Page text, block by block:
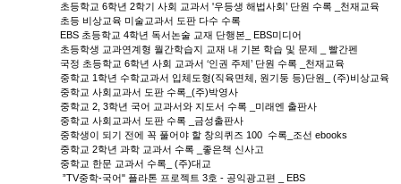
초등학교 6학년 2학기 사회 교과서 '우등생 해법사회’ 단원 수록 _천재교육
초등 비상교육 미술교과서 도판 다수 수록
EBS 초등학교 4학년 독서논술 교재 단행본_ EBS미디어
초등학생 교과연계형 월간학습지 교재 내 기본 학습 및 문제 _ 빨간펜
국정 초등학교 6학년 사회 교과서 ‘인권 주제’ 단원 수록 _천재교육
중학교 1학년 수학교과서 입체도형(직육면체, 원기둥 등)단원_ (주)비상교육
중학교 사회교과서 도판 수록_(주)박영사
중학교 2, 3학년 국어 교과서와 지도서 수록 _미래엔 출판사
중학교 사회교과서 도판 수록 _금성출판사
중학생이 되기 전에 꼭 풀어야 할 창의퀴즈 100 수록_조선 ebooks
중학교 2학년 과학 교과서 수록 _좋은책 신사고
중학교 한문 교과서 수록_ (주)대교
”TV중학-국어" 플라톤 프로젝트 3호 - 공익광고편 _ EBS